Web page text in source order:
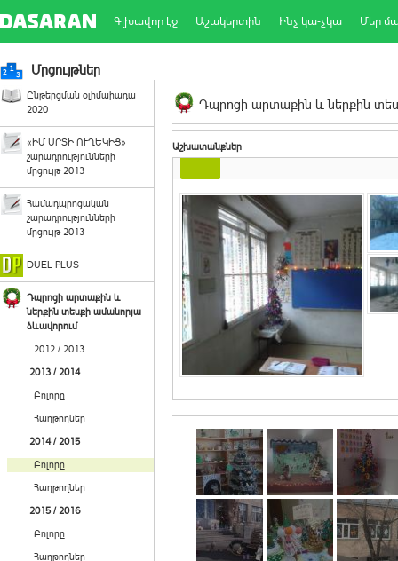
Գլխավոր էջ Աշակերտին Ինչ կա-չկա Մեր
Մրցույթներ
Ընթերցման օլիմպիադա
2020
«ԻՄ ՍՐՏԻ ՈՒՂԵԿԻՑ»
շարադրությունների
մրցույթ 2013
Համադպրոցական
շարադրությունների
մրցույթ 2013
DUEL PLUS
Դպրոցի արտաքին և
ներքին տեսքի ամանորյա
ձևավորում
2012 / 2013
2013 / 2014
Բոլորը
Հաղթողներ
2014 / 2015
Բոլորը
Հաղթողներ
2015 / 2016
Բոլորը
Հաղթողներ
Դպրոցի արտաքին և ներքին
Աշխատանքներ